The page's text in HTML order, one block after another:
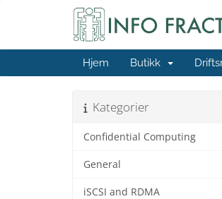
Hjem Butikk
Kategorier
Confidential Computing
General
iSCSI and RDMA